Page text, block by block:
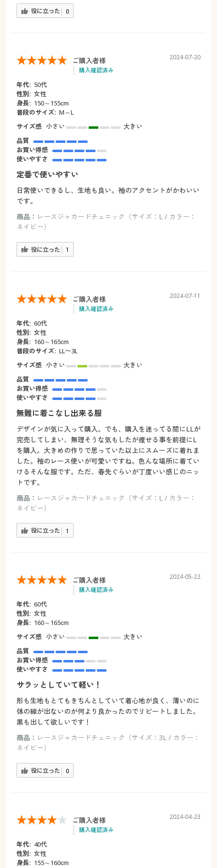
役に立った 0
ご購入者様
購入確認済み
2024-07-20
年代: 50代
性別: 女性
身長: 150～155cm
普段のサイズ: M～L
サイズ感 小さい
大きい
品質
お買い得感
使いやすさ
定番で使いやすい
日常使いできるし、生地も良い。袖のアクセントがかわいい
です。
商品： レースジャカードチュニック（サイズ：L / カラー：
ネイビー）
役に立った 1
ご購入者様
購入確認済み
2024-07-11
年代: 60代
性別: 女性
身長: 160～165cm
普段のサイズ: LL〜3L
サイズ感 小さい
大きい
品質
お買い得感
使いやすさ
無難に着こなし出来る服
デザインが気に入って購入。でも、購入を迷ってる間にLLが
完売してしまい、無理そうな気もしたが痩せる事を前提にL
を購入。大きめの作りで思っていた以上にスムーズに着れま
した。袖のレース使いが可愛いですね。色んな場所に着てい
けるそんな服です。ただ、春先ぐらいが丁度いい感じのニッ
トです。
商品： レースジャカードチュニック（サイズ：L / カラー：
ネイビー）
役に立った 1
ご購入者様
購入確認済み
2024-05-22
年代: 60代
性別: 女性
身長: 160～165cm
サイズ感 小さい
大きい
品質
お買い得感
使いやすさ
サラッとしていて軽い！
形も生地もとてもきちんとしていて着心地が良く、薄いのに
体の線が出ないのが何より良かったのでリピートしました。
黒も出して欲しいです！
商品： レースジャカードチュニック（サイズ：3L / カラー：
ネイビー）
役に立った 0
ご購入者様
購入確認済み
2024-04-23
年代: 40代
性別: 女性
身長: 155～160cm